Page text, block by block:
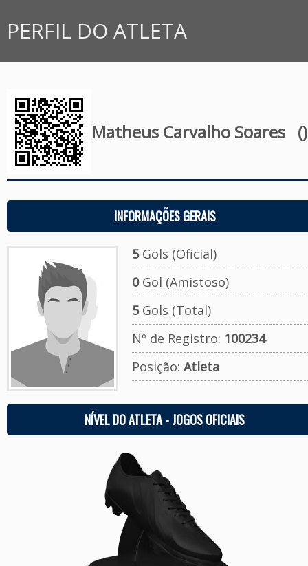
PERFIL DO ATLETA
Matheus Carvalho Soares ()
INFORMAÇÕES GERAIS
5Gols (Oficial)
0Gol (Amistoso)
5Gols (Total)
Nº de Registro: 100234
Posição: Atleta
NÍVEL DO ATLETA - JOGOS OFICIAIS